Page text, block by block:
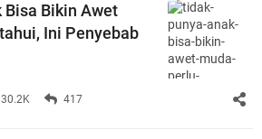
Bisa Bikin Awet
Ini Penyebab
30.2K 417